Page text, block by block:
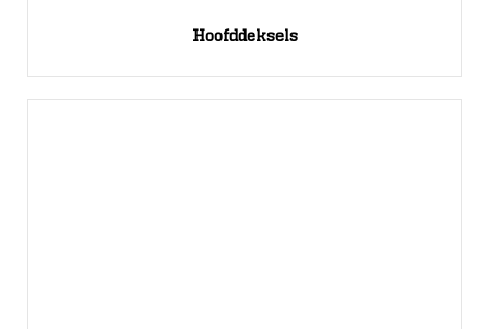
Hoofddeksels